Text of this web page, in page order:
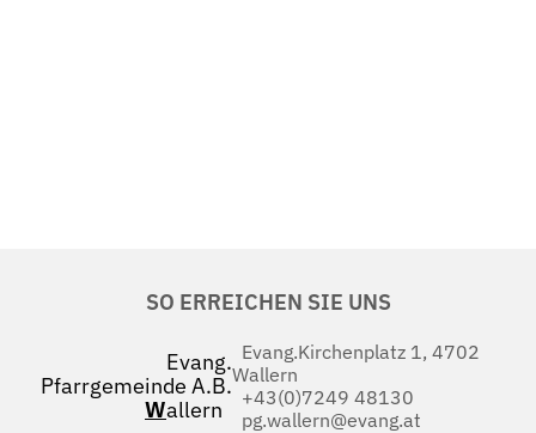
SO ERREICHEN SIE UNS
Evang.
Pfarrgemeinde A.B.
Wallern
Evang.Kirchenplatz 1, 4702
Wallern
+43(0)7249 48130
pg.wallern@evang.at